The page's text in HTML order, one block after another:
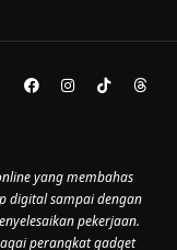
yang membahas
digital sampai dengan
pekerjaan.
perangkat gadget